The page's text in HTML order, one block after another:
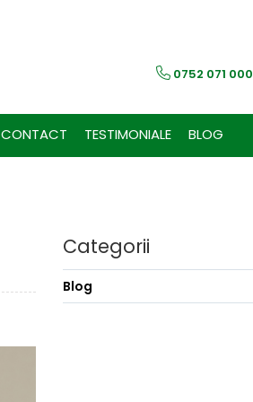
0752 071 000
CONTACT TESTIMONIALE BLOG
Categorii
Blog